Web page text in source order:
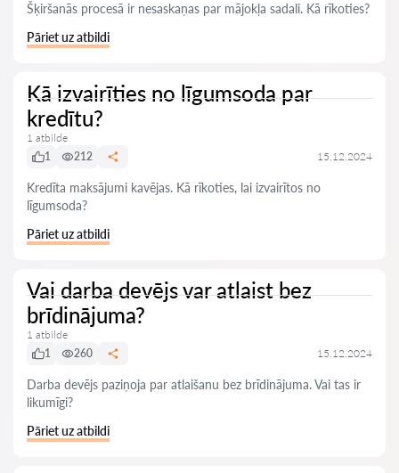
Šķiršanās procesā ir nesaskaņas par mājokļa sadali. Kā rīkoties?
Pāriet uz atbildi
Kā izvairīties no līgumsoda par
kredītu?
1 atbilde
1
212 15.12.2024
Kredīta maksājumi kavējas. Kā rīkoties, lai izvairītos no
līgumsoda?
Pāriet uz atbildi
Vai darba devējs var atlaist bez
brīdinājuma?
1 atbilde
1
260 15.12.2024
Darba devējs paziņoja par atlaišanu bez brīdinājuma. Vai tas ir
likumīgi?
Pāriet uz atbildi